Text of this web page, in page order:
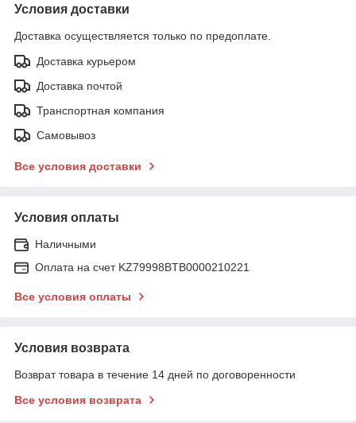
Условия доставки
Доставка осуществляется только по предоплате.
Доставка курьером
Доставка почтой
Транспортная компания
Самовывоз
Все условия доставки
Условия оплаты
Наличными
Оплата на счет KZ79998BTB0000210221
Все условия оплаты
Условия возврата
Возврат товара в течение 14 дней по договоренности
Все условия возврата